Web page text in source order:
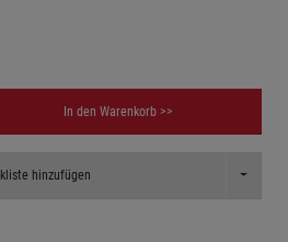
In den Warenkorb >>
hinzufügen Toggle